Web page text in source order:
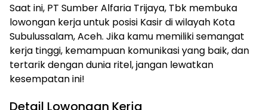
Saat ini, PT Sumber Alfaria Trijaya, Tbk membuka
lowongan kerja untuk posisi Kasir di wilayah Kota
Subulussalam, Aceh. Jika kamu memiliki semangat
kerja tinggi, kemampuan komunikasi yang baik, dan
tertarik dengan dunia ritel, jangan lewatkan
kesempatan ini!
Detail Lowongan Kerja